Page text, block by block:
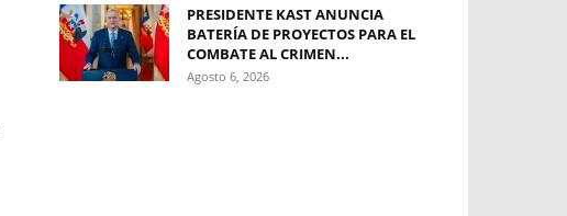
PRESIDENTE KAST ANUNCIA
BATERÍA DE PROYECTOS PARA EL
COMBATE AL CRIMEN...
Agosto 6, 2026